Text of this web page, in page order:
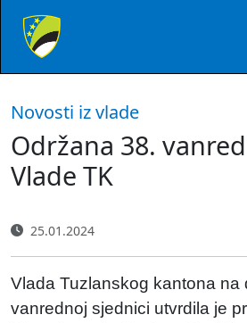
Novosti iz vlade
Održana 38.
Vlade TK
25.01.2024
Vlada Tuzlanskog kantona na
vanrednoj sjednici utvrdila je